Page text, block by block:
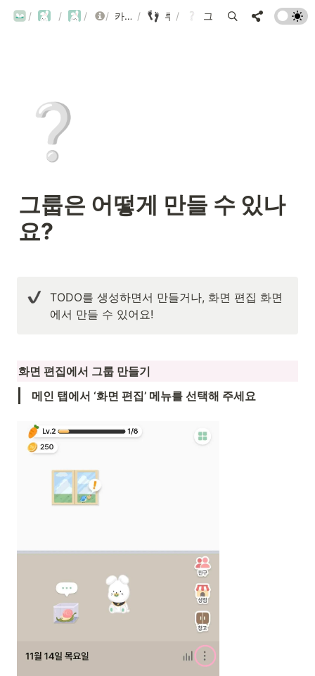
ROUBIT
/ 루빗 - ROUBIT
/ 공지사항
/ FAQ
/ 카테고리별 FAQ 목록 / 루틴 / To do / 그룹 / 목표&디데이
/
❔
그룹은 어떻게 만들 수 있나
요?
TODO를 생성하면서 만들거나, 화면 편집 화면
에서 만들 수 있어요!
화면 편집에서 그룹 만들기
메인 탭에서 ‘화면 편집’ 메뉴를 선택해 주세요